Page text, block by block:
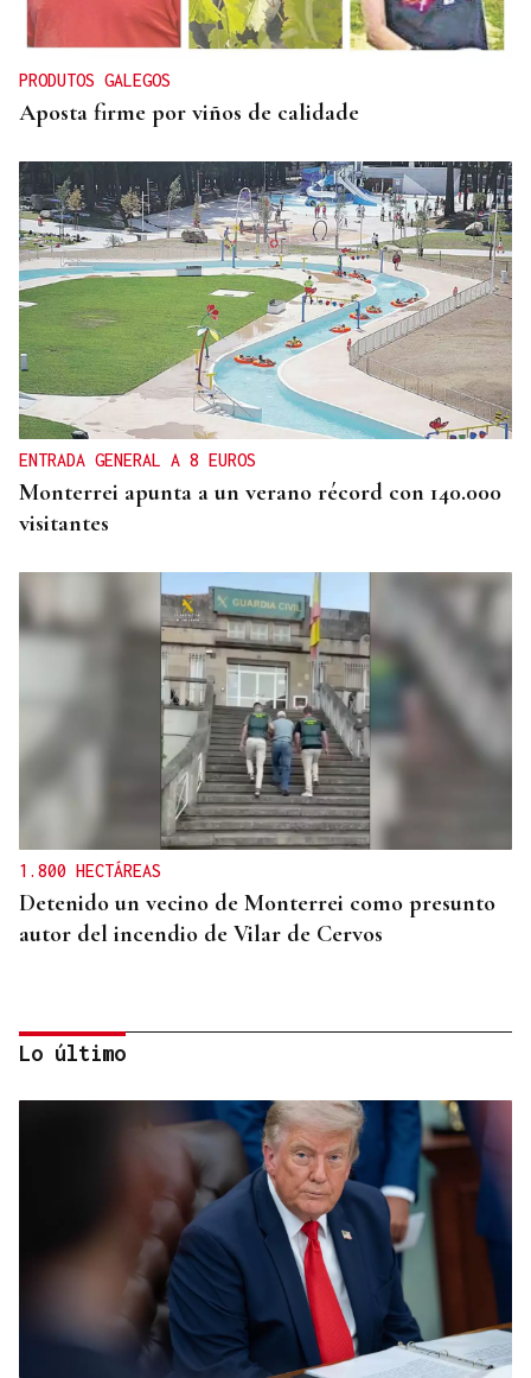
PRODUTOS GALEGOS
Aposta firme por viños de calidade
ENTRADA GENERAL A 8 EUROS
Monterrei apunta a un verano récord con 140.000
visitantes
1.800 HECTÁREAS
Detenido un vecino de Monterrei como presunto
autor del incendio de Vilar de Cervos
La D.O. Monterrei refuerza su proyección
enoturística junto a Expourense
Lo último